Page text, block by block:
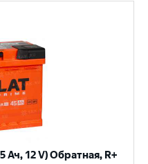
Ач, 12 V) Обратная, R+